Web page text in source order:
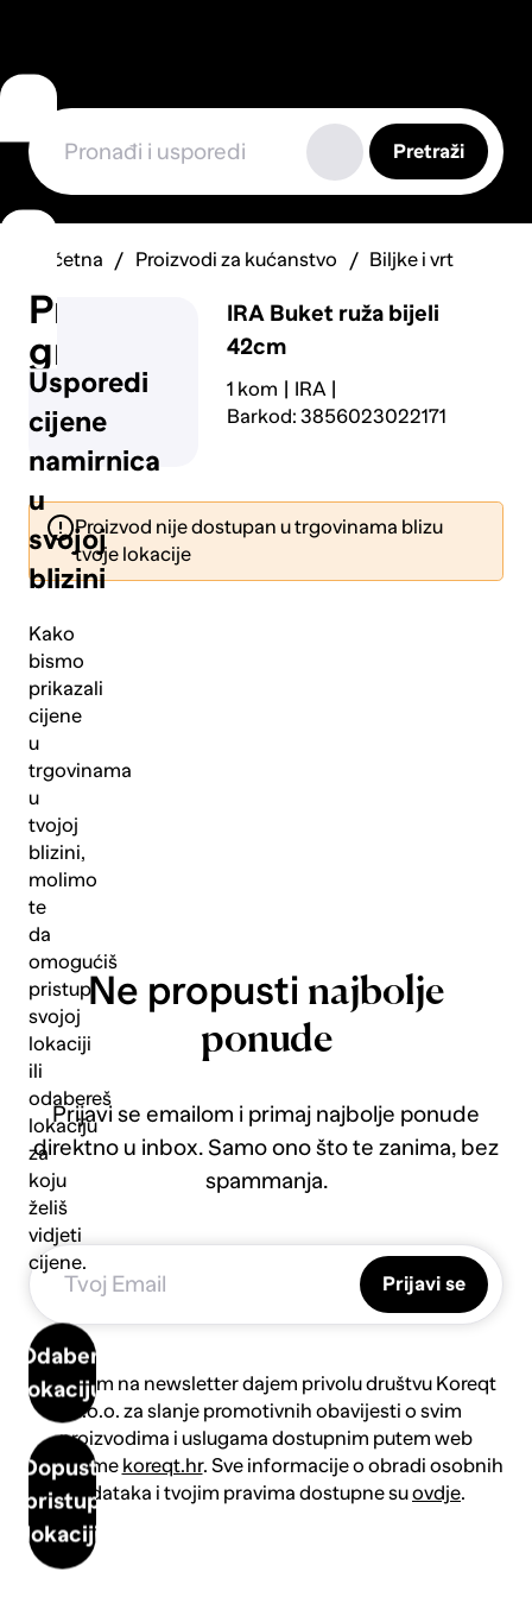
Usporedi
cijene
namirnica
u
svojoj
blizini
Kako
bismo
prikazali
cijene
u
trgovinama
u
tvojoj
blizini,
molimo
te
da
omogućiš
pristup
svojoj
lokaciji
ili
odabereš
lokaciju
za
koju
želiš
vidjeti
cijene.
Odaberi
lokaciju
Dopusti
pristup
lokaciji
Prijavi
grešku
Pošalji
Pretraži
Početna Proizvodi za kućanstvo Biljke i vrt
IRA Buket ruža bijeli
42cm
1 kom
IRA
Barkod: 3856023022171
Proizvod nije dostupan u trgovinama blizu
tvoje lokacije
Ne propusti najbolje
ponude
Prijavi se emailom i primaj najbolje ponude
direktno u inbox. Samo ono što te zanima, bez
spammanja.
Prijavi se
Prijavom na newsletter dajem privolu društvu Koreqt
d.o.o. za slanje promotivnih obavijesti o svim
proizvodima i uslugama dostupnim putem web
platforme koreqt.hr. Sve informacije o obradi osobnih
podataka i tvojim pravima dostupne suovdje.